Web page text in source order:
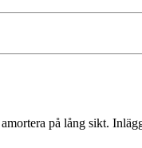
på lång sikt.